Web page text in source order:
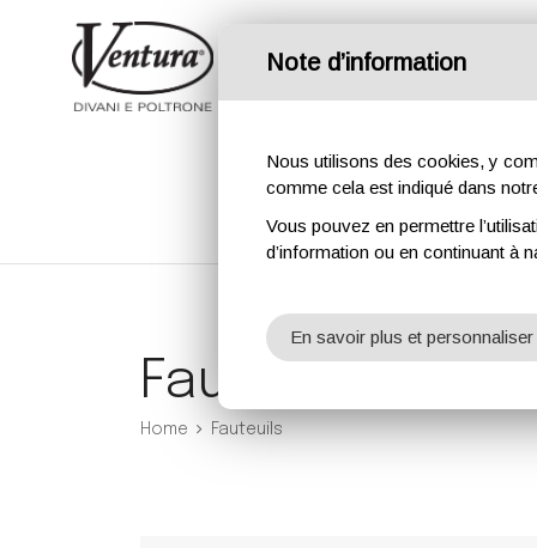
Fauteuils
Home Fauteuils
Note d’information
Nous utilisons des cookies, y
comme cela est indiqué dans
Vous pouvez en permettre
d’information ou en continuant à
En savoir plus et personnaliser